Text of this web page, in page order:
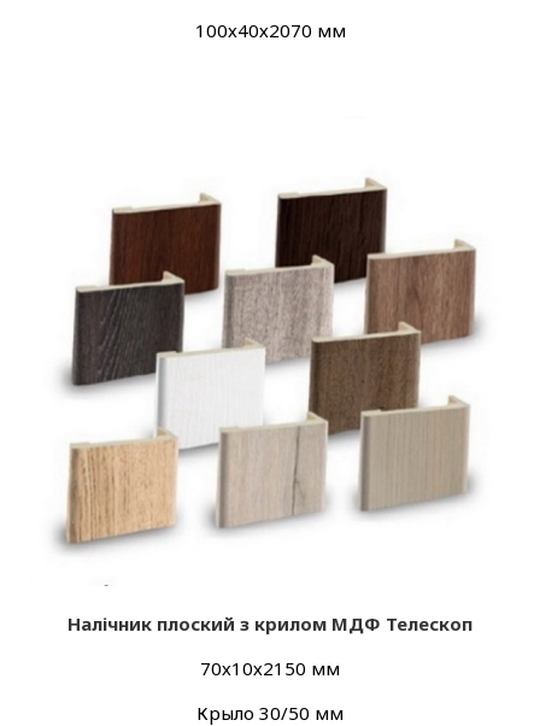
100х40х2070 мм
Налічник плоский з крилом МДФ Телескоп
70х10х2150 мм
Крыло 30/50 мм